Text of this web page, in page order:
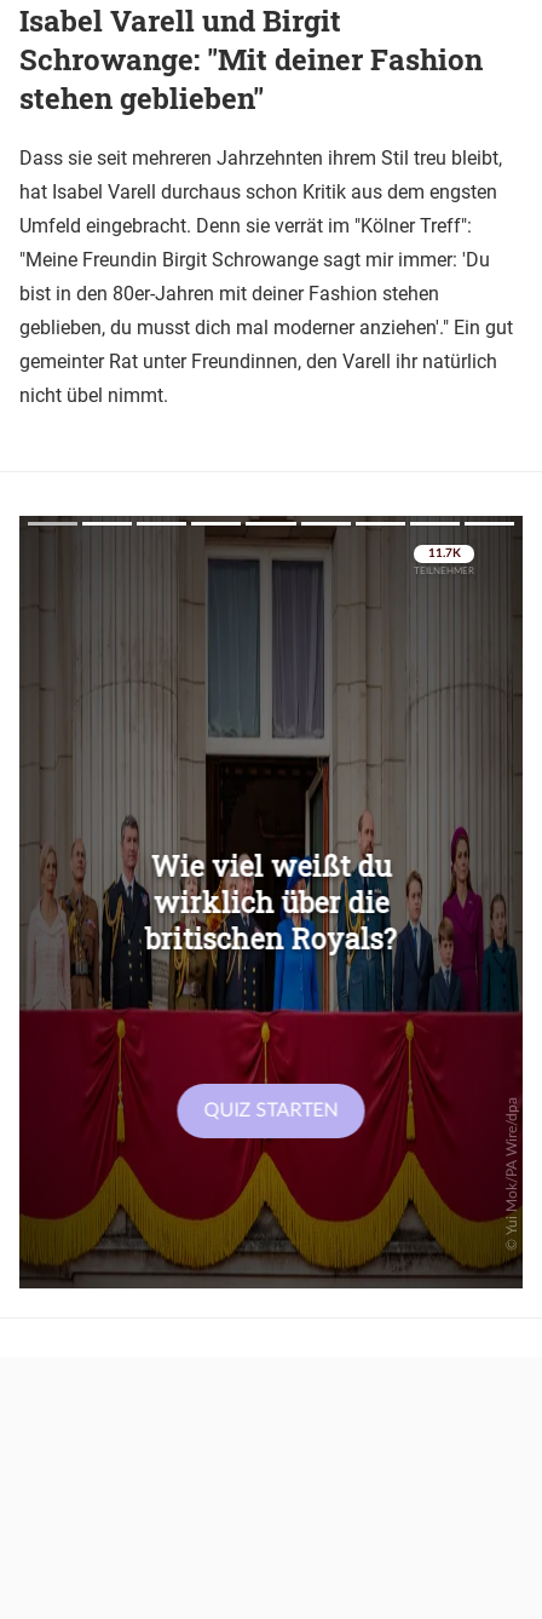
Isabel Varell und Birgit
Schrowange: "Mit deiner Fashion
stehen geblieben"
Dass sie seit mehreren Jahrzehnten ihrem Stil treu bleibt,
hat Isabel Varell durchaus schon Kritik aus dem engsten
Umfeld eingebracht. Denn sie verrät im "Kölner Treff":
"Meine Freundin Birgit Schrowange sagt mir immer: 'Du
bist in den 80er-Jahren mit deiner Fashion stehen
geblieben, du musst dich mal moderner anziehen'." Ein gut
gemeinter Rat unter Freundinnen, den Varell ihr natürlich
nicht übel nimmt.
Überspringen